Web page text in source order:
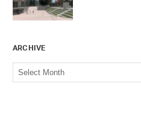
ARCHIVE